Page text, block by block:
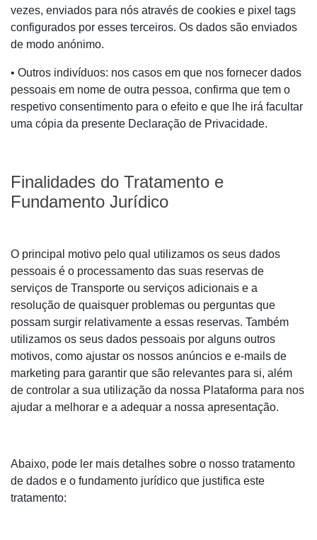
vezes, enviados para nós através de cookies e pixel tags
configurados por esses terceiros. Os dados são enviados
de modo anónimo.
• Outros indivíduos: nos casos em que nos fornecer dados
pessoais em nome de outra pessoa, confirma que tem o
respetivo consentimento para o efeito e que lhe irá facultar
uma cópia da presente Declaração de Privacidade.
Finalidades do Tratamento e
Fundamento Jurídico
O principal motivo pelo qual utilizamos os seus dados
pessoais é o processamento das suas reservas de
serviços de Transporte ou serviços adicionais e a
resolução de quaisquer problemas ou perguntas que
possam surgir relativamente a essas reservas. Também
utilizamos os seus dados pessoais por alguns outros
motivos, como ajustar os nossos anúncios e e-mails de
marketing para garantir que são relevantes para si, além
de controlar a sua utilização da nossa Plataforma para nos
ajudar a melhorar e a adequar a nossa apresentação.
Abaixo, pode ler mais detalhes sobre o nosso tratamento
de dados e o fundamento jurídico que justifica este
tratamento: